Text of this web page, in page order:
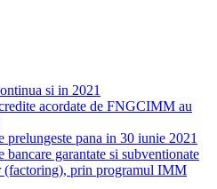
si in 2021
acordate de FNGCIMM au
pana in 30 iunie 2021
garantate si subventionate
(factoring), prin programul IMM